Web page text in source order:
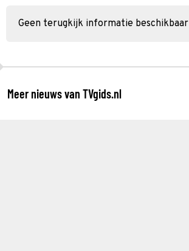
Geen terugkijk informatie beschikbaar
Meer nieuws van TVgids.nl